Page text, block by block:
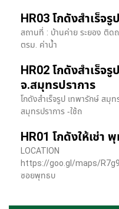
HR03 โกดังสำเร็จ
สถานที่ : บ้านค่าย ระยอง ติด
ตรม. ค่าน้ำ
HR02 โกดังสำเร็จ
จ.สมุทรปราการ
โกดังสำเร็จรูป เทพารักษ์ สมุ
สมุทรปราการ -ใช้ถ
HR01 โกดังให้เช่า
LOCATION
https://goo.gl/maps/
ซอยพุทธบ